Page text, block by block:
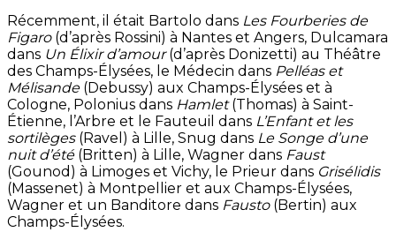
Récemment, il était Bartolo dans Les Fourberies de
Figaro(d’après Rossini) à Nantes et Angers, Dulcamara
dans Un Élixir d’amour(d’après Donizetti) au Théâtre
des Champs-Élysées, le Médecin dans Pelléas et
Mélisande(Debussy) aux Champs-Élysées et à
Cologne, Polonius dans Hamlet(Thomas) à Saint-
Étienne, l’Arbre et le Fauteuil dans L’Enfant et les
sortilèges(Ravel) à Lille, Snug dans Le Songe d’une
nuit d’été(Britten) à Lille, Wagner dans Faust
(Gounod) à Limoges et Vichy, le Prieur dans Grisélidis
(Massenet) à Montpellier et aux Champs-Élysées,
Wagner et un Banditore dans Fausto(Bertin) aux
Champs-Élysées.